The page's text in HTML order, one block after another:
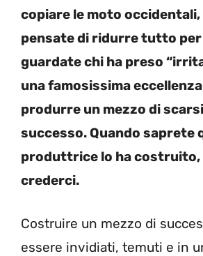
copiare le moto occidentali,
pensate di ridurre tutto
guardate chi ha preso
una famosissima
produrre un mezzo di
successo. Quando saprete
produttrice lo ha
crederci.
Costruire un mezzo di
essere invidiati, temuti e in